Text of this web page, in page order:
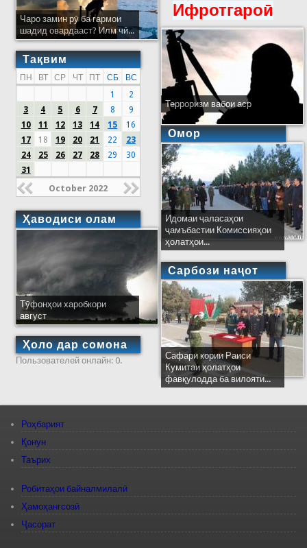
Чаро замин рӯ ба гармои
шадид овардааст? Илм чӣ...
Тақвим
ПН ВТ СР ЧТ ПТ СБ
ВС
1
2
3
4 5 6 7 8
9
10
11 12 13 14 15
16
17
18 19 20 21 22
23
24
25 26 27 28 29
30
31
October 2022
Ҳаводиси олам
Тӯфонҳои харобкори
август
Ҳоло дар сомона
Пользователей онлайн: 0.
Ифротгароӣ
Терроризм вабои аср
Омор
Идомаи ҷаласаҳои
ҷамъбастии Комиссияҳои
ҳолатҳои...
Сарбози наҷот
Сафари кории Раиси
Кумитаи ҳолатҳои
фавқулодда ба вилояти...
Роҳбарият
Қонун
Таърих
Робитаҳои байналмилалӣ
Ҳамоҳангсозӣ
Ҷасорат